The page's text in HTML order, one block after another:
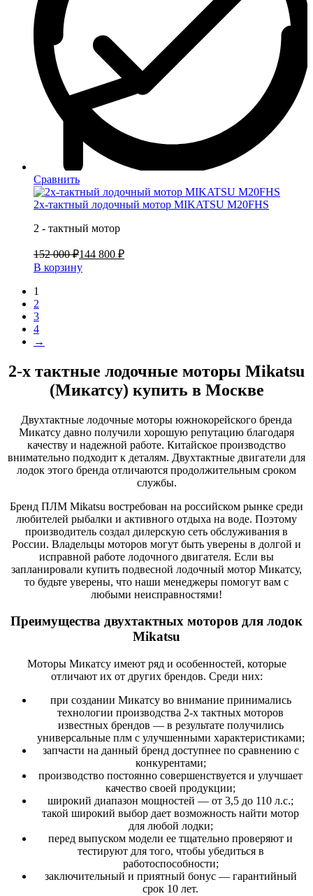
Сравнить
2х-тактный лодочный мотор MIKATSU M20FHS
2 - тактный мотор
152 000 ₽144 800 ₽
В корзину
1
2
3
4
→
2-х тактные лодочные моторы Mikatsu
(Микатсу) купить в Москве
Двухтактные лодочные моторы южнокорейского бренда
Микатсу давно получили хорошую репутацию благодаря
качеству и надежной работе. Китайское производство
внимательно подходит к деталям. Двухтактные двигатели для
лодок этого бренда отличаются продолжительным сроком
службы.
Бренд ПЛМ Mikatsu востребован на российском рынке среди
любителей рыбалки и активного отдыха на воде. Поэтому
производитель создал дилерскую сеть обслуживания в
России. Владельцы моторов могут быть уверены в долгой и
исправной работе лодочного двигателя. Если вы
запланировали купить подвесной лодочный мотор Микатсу,
то будьте уверены, что наши менеджеры помогут вам с
любыми неисправностями!
Преимущества двухтактных моторов для лодок
Mikatsu
Моторы Микатсу имеют ряд и особенностей, которые
отличают их от других брендов. Среди них:
при создании Микатсу во внимание принимались
технологии производства 2-х тактных моторов
известных брендов — в результате получились
универсальные плм с улучшенными характеристиками;
запчасти на данный бренд доступнее по сравнению с
конкурентами;
производство постоянно совершенствуется и улучшает
качество своей продукции;
широкий диапазон мощностей — от 3,5 до 110 л.с.;
такой широкий выбор дает возможность найти мотор
для любой лодки;
перед выпуском модели ее тщательно проверяют и
тестируют для того, чтобы убедиться в
работоспособности;
заключительный и приятный бонус — гарантийный
срок 10 лет.